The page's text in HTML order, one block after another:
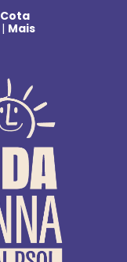
Cota
| Mais